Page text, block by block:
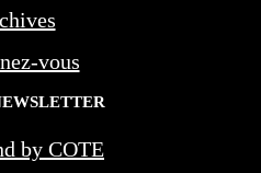
vous
by COTE